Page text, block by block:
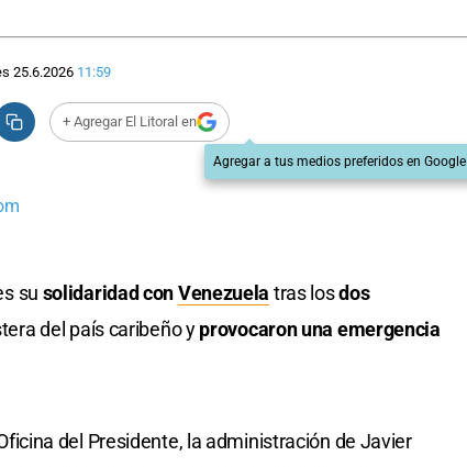
25.6.2026 11:59
+ Agregar El Litoral en
Agregar a tus medios preferidos en Google
su solidaridad conVenezuela tras losdos
del país caribeño yprovocaron una emergencia
del Presidente, la administración de Javier